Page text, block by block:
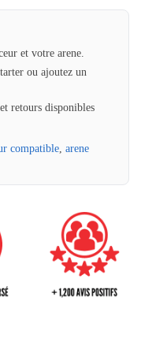
et votre arene.
ou ajoutez un
retours disponibles
compatible arene